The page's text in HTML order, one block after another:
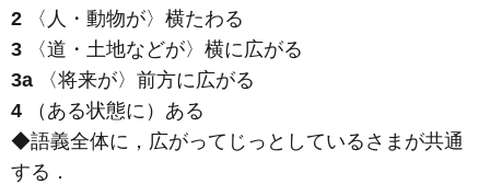
2 〈人・動物が〉横たわる
3 〈道・土地などが〉横に広がる
3a 〈将来が〉前方に広がる
4 （ある状態に）ある
◆語義全体に，広がってじっとしているさまが共通
する．